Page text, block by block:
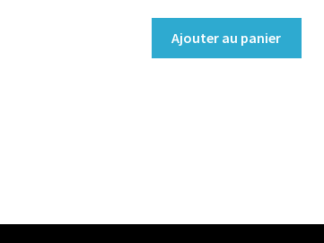
H=1.9
Ajouter au panier